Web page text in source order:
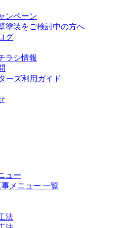
ンペーン
塗装をご検討中の方へ
グ
ラシ情報
ーズ利用ガイド
ュー
メニュー 一覧
法